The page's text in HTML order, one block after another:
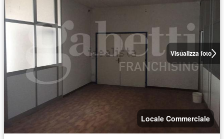
Visualizza foto
Locale Commerciale